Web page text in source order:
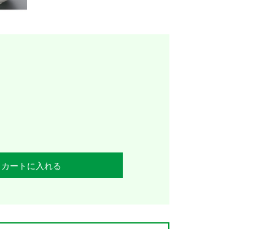
カートに入れる